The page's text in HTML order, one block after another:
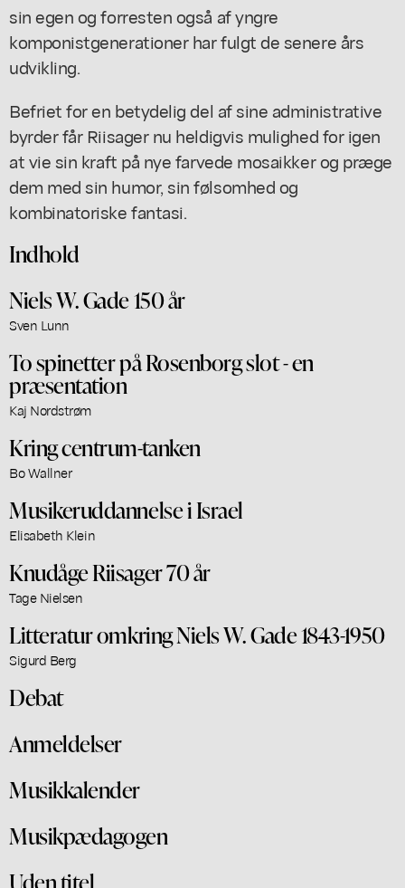
sin egen og forresten også af yngre
komponistgenerationer har fulgt de senere års
udvikling.
Befriet for en betydelig del af sine administrative
byrder får Riisager nu heldigvis mulighed for igen
at vie sin kraft på nye farvede mosaikker og præge
dem med sin humor, sin følsomhed og
kombinatoriske fantasi.
Indhold
Niels W. Gade 150 år
Sven Lunn
To spinetter på Rosenborg slot - en
præsentation
Kaj Nordstrøm
Kring centrum-tanken
Bo Wallner
Musikeruddannelse i Israel
Elisabeth Klein
Knudåge Riisager 70 år
Tage Nielsen
Litteratur omkring Niels W. Gade 1843-1950
Sigurd Berg
Debat
Anmeldelser
Musikkalender
Musikpædagogen
Uden titel